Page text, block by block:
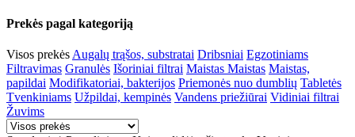
Prekės pagal kategoriją
Visos prekės Augalų trąšos, substratai Dribsniai Egzotiniams
Filtravimas Granulės Išoriniai filtrai Maistas Maistas Maistas,
papildai Modifikatoriai, bakterijos Priemonės nuo dumblių Tabletės
Tvenkiniams Užpildai, kempinės Vandens priežiūrai Vidiniai filtrai
Žuvims